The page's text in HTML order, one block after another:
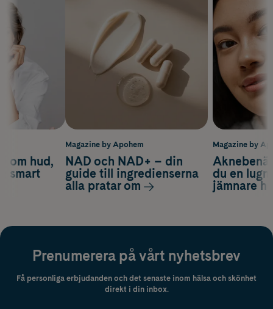
Magazine by
du en
jämnare
om hud,
smart
Magazine by Apohem
NAD och NAD+ – din
guide till ingredienserna
alla pratar om
Prenumerera på vårt nyhetsbrev
Få personliga erbjudanden och det senaste inom hälsa och skönhet
direkt i din inbox.